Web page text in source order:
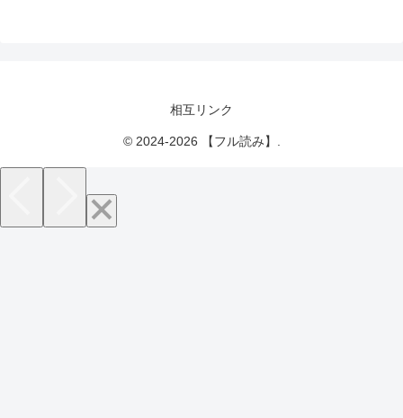
相互リンク
© 2024-2026 【フル読み】.